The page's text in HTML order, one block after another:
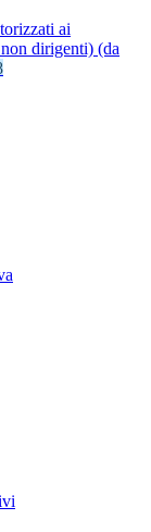
ai
dirigenti) (da